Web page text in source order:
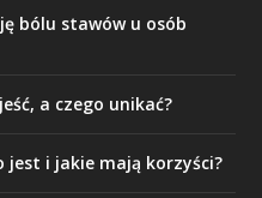
bólu stawów u osób
a czego unikać?
jest i jakie mają korzyści?